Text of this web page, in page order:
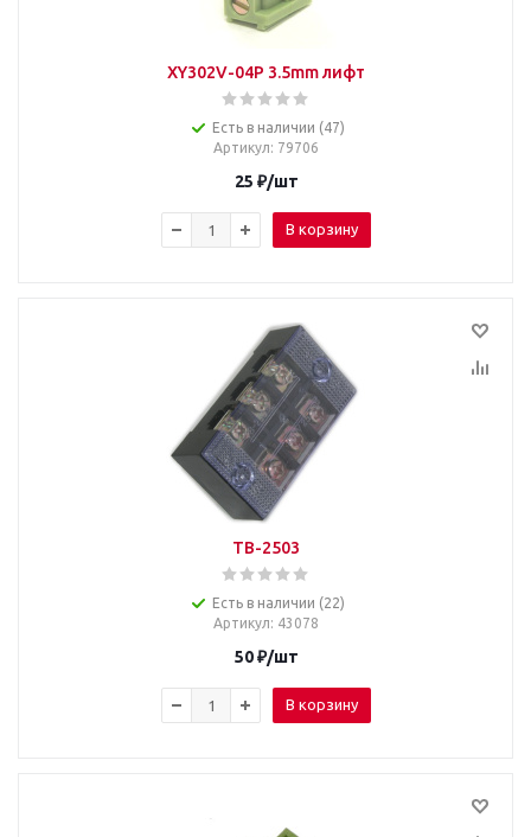
XY302V-04P 3.5mm лифт
Есть в наличии (47)
Артикул: 79706
25 ₽/шт
В корзину
TB-2503
Есть в наличии (22)
Артикул: 43078
50₽/шт
В корзину